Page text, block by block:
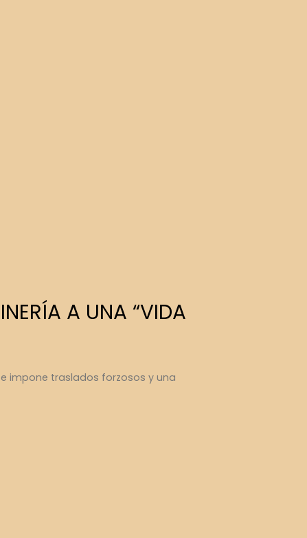
A UNA “VIDA
impone traslados forzosos y una